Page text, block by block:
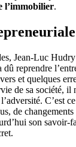
l’immobilier.
Jean-Luc
reprendre
et quelques
de sa société, il
C’est
de
son savoir-